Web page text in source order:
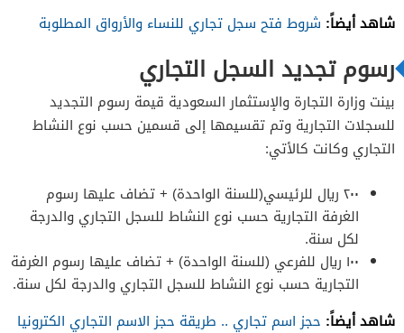
شاهد أيضاً: شروط فتح سجل تجاري للنساء والأرواق المطلوبة
رسوم تجديد السجل التجاري
بينت وزارة التجارة والإستثمار السعودية قيمة رسوم التجديد
للسجلات التجارية وتم تقسيمها إلى قسمين حسب نوع النشاط
التجاري وكانت كالأتي:
٢٠٠ ريال للرئيسي(للسنة الواحدة) + تضاف عليها رسوم
الغرفة التجارية حسب نوع النشاط للسجل التجاري والدرجة
لكل سنة.
١٠٠ ريال للفرعي (للسنة الواحدة) + تضاف عليها رسوم الغرفة
التجارية حسب نوع النشاط للسجل التجاري والدرجة لكل سنة.
شاهد أيضاً: حجز اسم تجاري .. طريقة حجز الاسم التجاري الكترونيا